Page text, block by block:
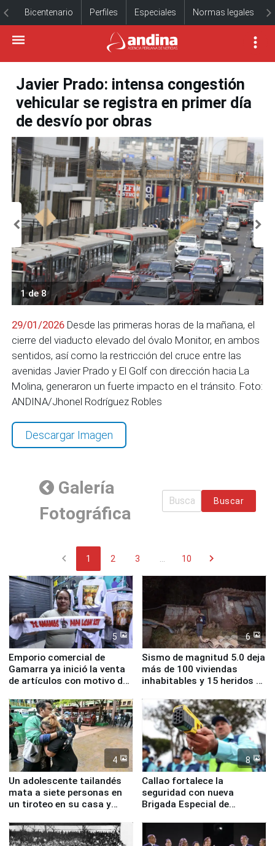
Bicentenario Perfiles Especiales Normas legales
Javier Prado: intensa congestión
vehicular se registra en primer día
de desvío por obras
1 de 8
29/01/2026 Desde las primeras horas de la mañana, el
cierre del viaducto elevado del óvalo Monitor, en ambos
sentidos, así como la restricción del cruce entre las
avenidas Javier Prado y El Golf con dirección hacia La
Molina, generaron un fuerte impacto en el tránsito. Foto:
ANDINA/Jhonel Rodríguez Robles
Descargar Imagen
Galería
Fotográfica
Buscar
chevron_left 1 2 3 10 chevron_right
5
Emporio comercial de
Gamarra ya inició la venta
de artículos con motivo de
6
Sismo de magnitud 5.0 deja
más de 100 viviendas
inhabitables y 15 heridos en
4
Un adolescente tailandés
mata a siete personas en
un tiroteo en su casa y
8
Callao fortalece la
seguridad con nueva
Brigada Especial de
equipamiento para
Serenazgo